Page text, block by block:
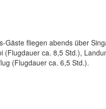
fliegen abends über
ca. 8,5 Std.),
(Flugdauer ca. 6,5 Std.).